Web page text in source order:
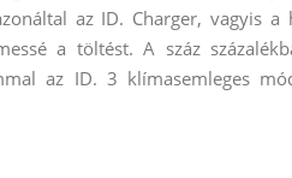
az ID. Charger, vagyis
a töltést. A száz
az ID. 3 klímasemleges